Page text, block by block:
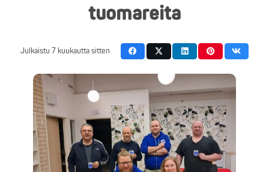
tuomareita
Julkaistu 7 kuukautta sitten